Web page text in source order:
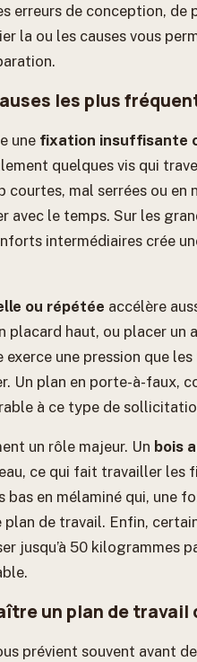
erreurs de conception, de
la ou les causes vous
les plus
une fixation insuffisante
quelques vis qui
courtes, mal serrées ou
avec le temps. Sur les
intermédiaires crée
ou répétée accélère
placard haut, ou placer
une pression que
Un plan en porte-à-faux,
à ce type de
un rôle majeur. Un bois
ce qui fait travailler les
bas en mélaminé qui, une
de travail. Enfin,
jusqu’à 50 kilogrammes
un plan de
prévient souvent avant